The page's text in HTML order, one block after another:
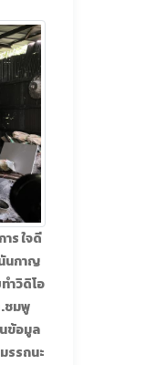
ร ใจดี
นกาญ
ำวิดิโอ
ชมพู
ข้อมูล
รรถนะ